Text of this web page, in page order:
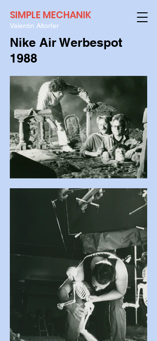
SIMPLE MECHANIK
Valentin Altorfer
Nike Air Werbespot
1988